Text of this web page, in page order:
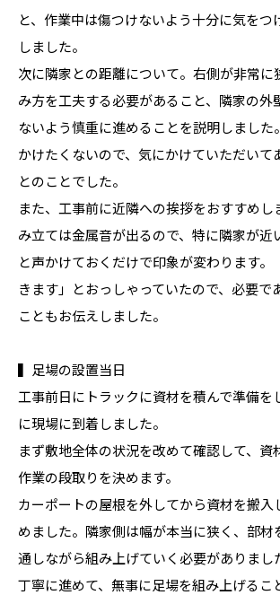
と、作業中は傷つけないよう十分に気をつ
しました。
次に隣家との距離について。右側が非常に
み方を工夫する必要があること、隣家の外
ないよう慎重に進めることを説明しました
かけたくないので、気にかけていただいて
とのことでした。
また、工事前に近隣への挨拶をおすすめし
み立ては金属音が出るので、特に隣家が近
と声かけておくだけで印象が変わります。
きます」とおっしゃっていたので、必要で
こともお伝えしました。
▍足場の設置当日
工事前日にトラックに資材を積んで準備を
に現場に到着しました。
まず敷地全体の状況を改めて確認して、資
作業の段取りを決めます。
カーポートの屋根を外してから資材を搬入
めました。隣家側は幅が本当に狭く、部材
通しながら組み上げていく必要がありまし
丁寧に進めて、無事に足場を組み上げるこ